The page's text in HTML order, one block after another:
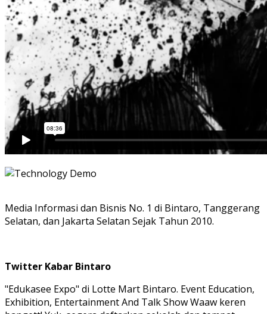
Media Informasi dan Bisnis No. 1 di Bintaro, Tanggerang
Selatan, dan Jakarta Selatan Sejak Tahun 2010.
Twitter Kabar Bintaro
"Edukasee Expo" di Lotte Mart Bintaro. Event Education,
Exhibition, Entertainment And Talk Show Waaw keren